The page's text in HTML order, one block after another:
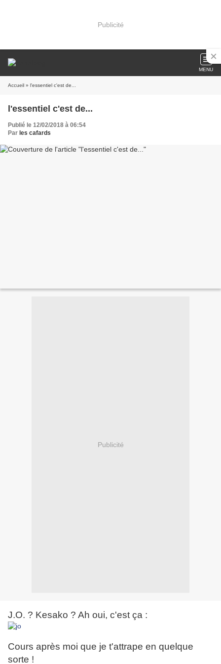
Publicité
MENU
Accueil » l'essentiel c'est de...
l'essentiel c'est de...
Publié le 12/02/2018 à 06:54
Par les cafards
Publicité
J.O. ? Kesako ? Ah oui, c'est ça :
Cours après moi que je t'attrape en quelque
sorte !